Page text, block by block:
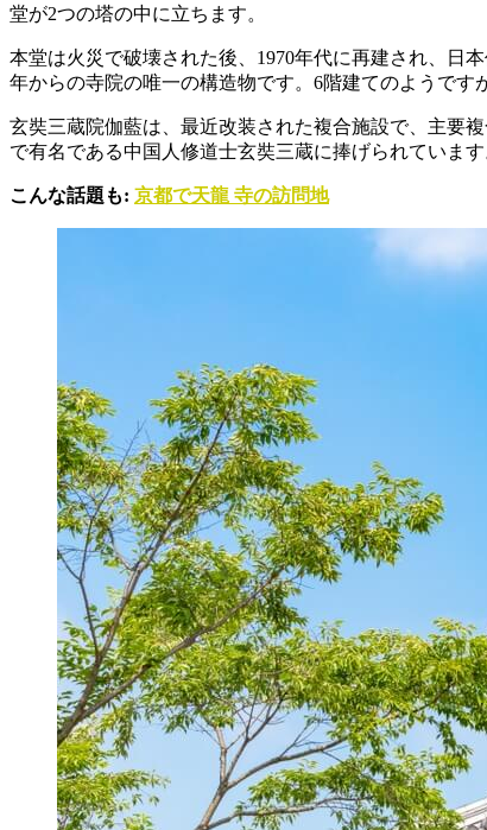
堂が2つの塔の中に立ちます。
本堂は火災で破壊された後、1970年代に再建され、日
年からの寺院の唯一の構造物です。6階建てのようです
玄奘三蔵院伽藍は、最近改装された複合施設で、主要
で有名である中国人修道士玄奘三蔵に捧げられていま
こんな話題も: 京都で天龍 寺の訪問地